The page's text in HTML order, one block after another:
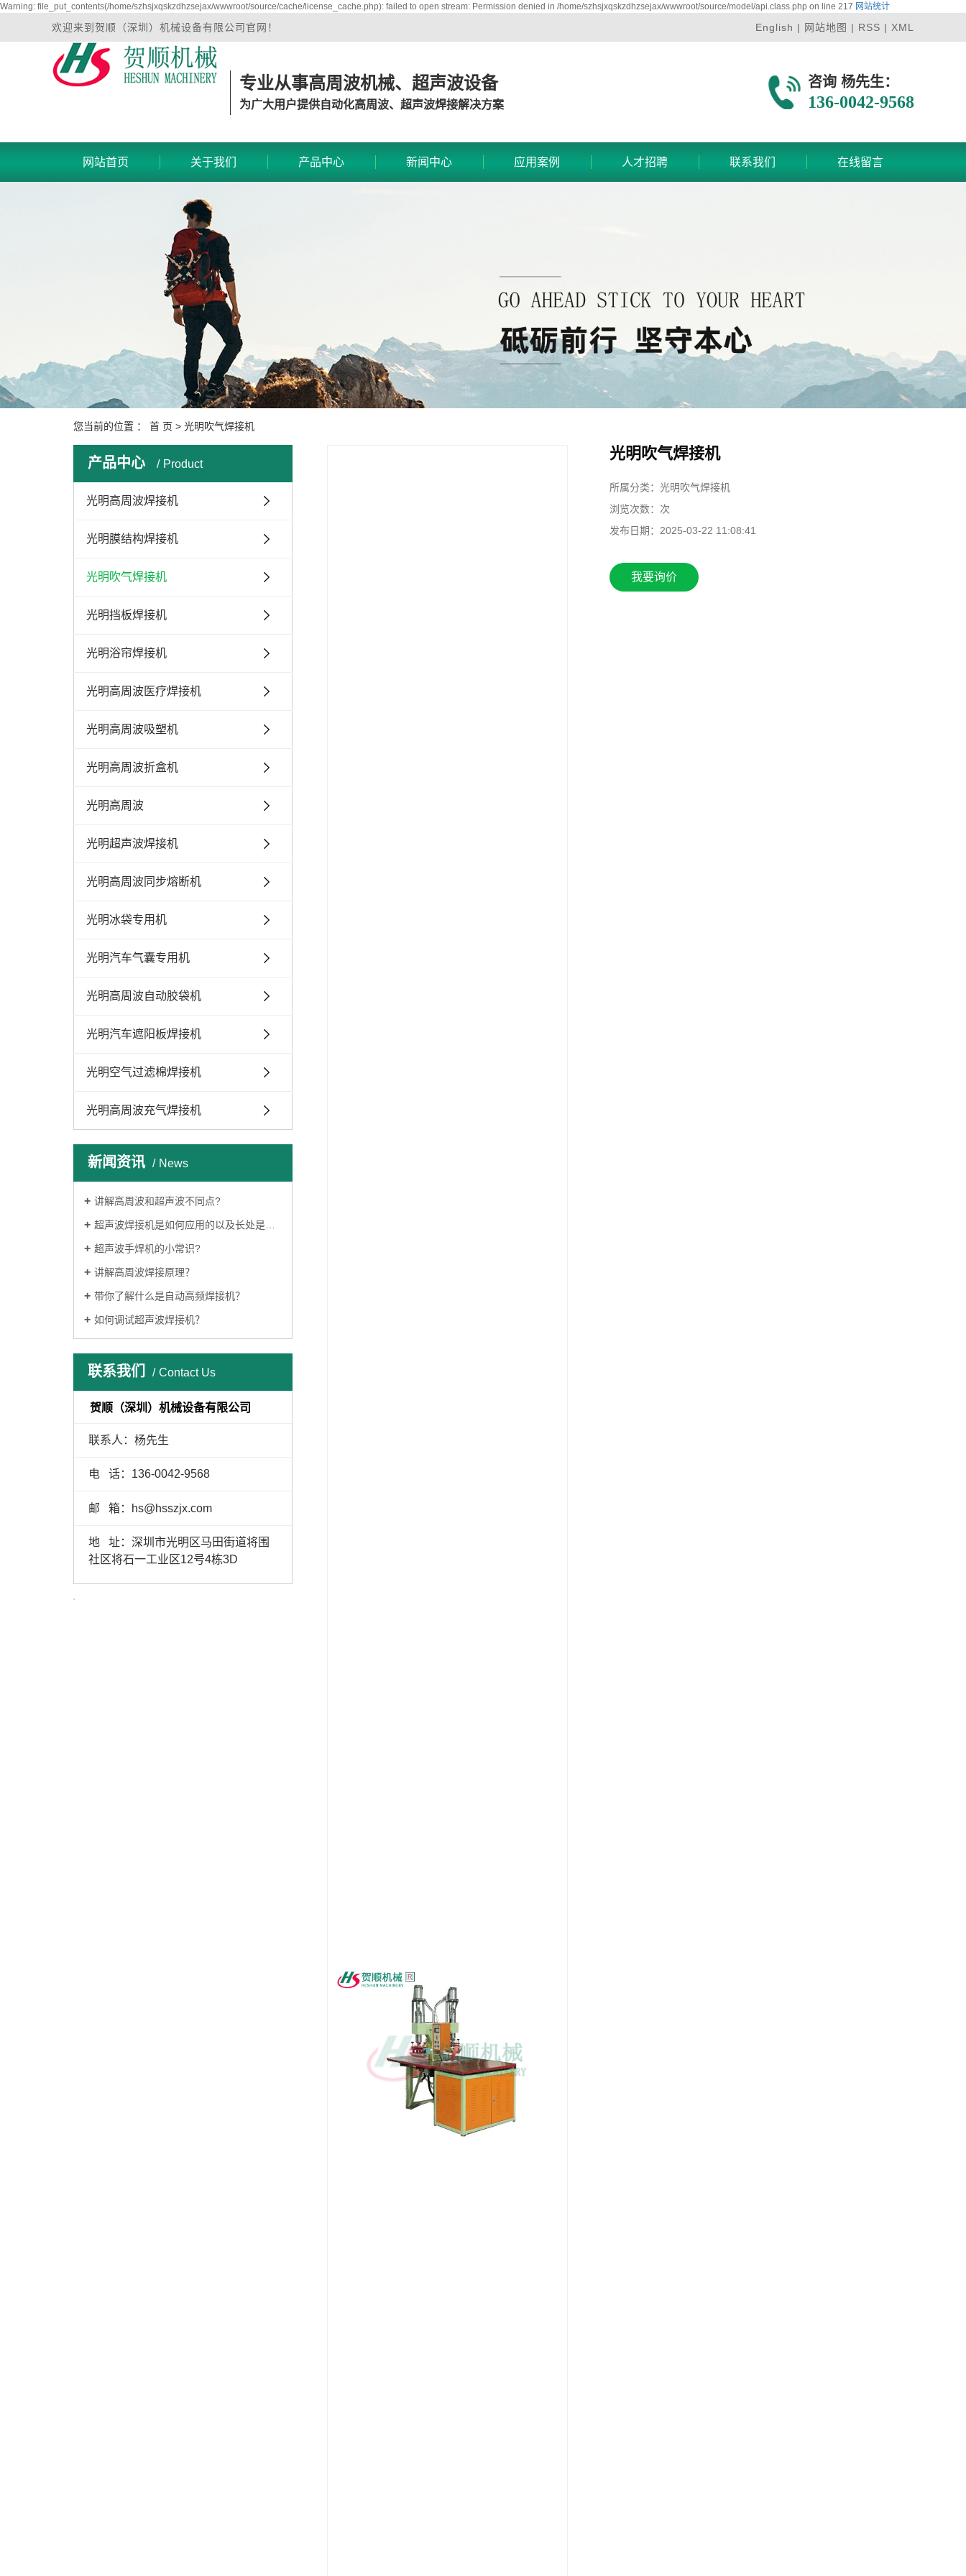
Warning: file_put_contents(/home/szhsjxqskzdhzsejax/wwwroot/source/cache/license_cache.php): failed to open stream: Permission denied in /home/szhsjxqskzdhzsejax/wwwroot/source/model/api.class.php on line 217 网站统计
欢迎来到贺顺（深圳）机械设备有限公司官网！ English | 网站地图 | RSS | XML
专业从事高周波机械、超声波设备
为广大用户提供自动化高周波、超声波焊接解决方案
咨询 杨先生：
136-0042-9568
网站首页 关于我们 产品中心 新闻中心 应用案例 人才招聘 联系我们 在线留言
您当前的位置 ： 首 页 > 光明吹气焊接机
产品中心 Product
光明高周波焊接机
光明膜结构焊接机
光明吹气焊接机
光明挡板焊接机
光明浴帘焊接机
光明高周波医疗焊接机
光明高周波吸塑机
光明高周波折盒机
光明高周波
光明超声波焊接机
光明高周波同步熔断机
光明冰袋专用机
光明汽车气囊专用机
光明高周波自动胶袋机
光明汽车遮阳板焊接机
光明空气过滤棉焊接机
光明高周波充气焊接机
新闻资讯 News
讲解高周波和超声波不同点?
超声波焊接机是如何应用的以及长处是啥？
超声波手焊机的小常识?
讲解高周波焊接原理？
带你了解什么是自动高频焊接机？
如何调试超声波焊接机？
联系我们 Contact Us
贺顺（深圳）机械设备有限公司
联系人：杨先生
电 话：136-0042-9568
邮 箱：hs@hsszjx.com
地 址：深圳市光明区马田街道将围
社区将石一工业区12号4栋3D
光明吹气焊接机
所属分类：光明吹气焊接机
浏览次数： 次
发布日期： 2025-03-22 11:08:41
我要询价